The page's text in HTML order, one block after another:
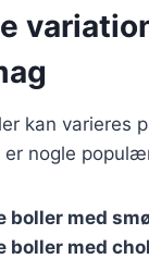
kan varieres
er nogle
boller med
boller med